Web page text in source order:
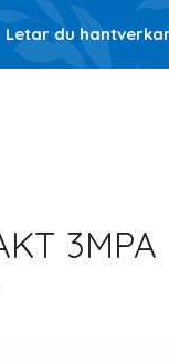
Letar du
3MPA